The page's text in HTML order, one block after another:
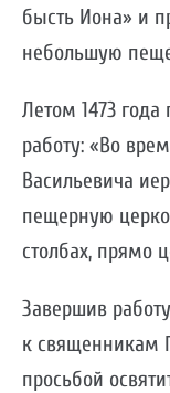
бысть Иона» и
небольшую
Летом 1473
работу: «Во
Васильевича
пещерную
столбах, прямо
Завершив
к священникам
просьбой